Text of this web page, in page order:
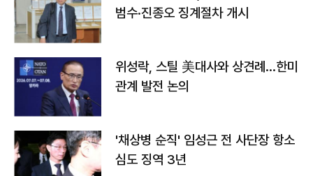
범수·진종오 징계절차 개시
위성락, 스틸 美대사와 상견례…한미
관계 발전 논의
'채상병 순직' 임성근 전 사단장 항소
심도 징역 3년